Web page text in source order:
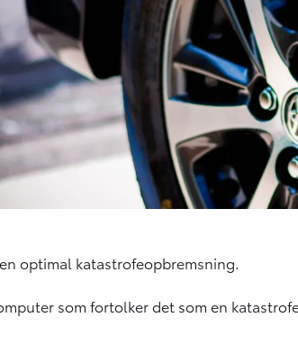
optimal katastrofeopbremsning.
som fortolker det som en